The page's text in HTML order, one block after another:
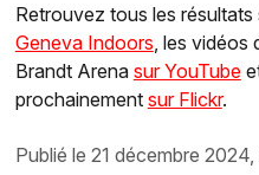
Retrouvez tous les résultats
Geneva Indoors , les
Brandt Arena sur YouTube
prochainement sur Flickr.
publié le 21 décembre